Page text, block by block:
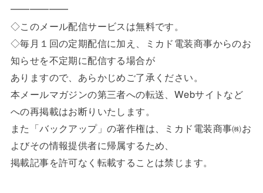
━━━━━━
◇このメール配信サービスは無料です。
◇毎月１回の定期配信に加え、ミカド電装商事からのお
知らせを不定期に配信する場合が
ありますので、あらかじめご了承ください。
本メールマガジンの第三者への転送、Webサイトなど
への再掲載はお断りいたします。
また「バックアップ」の著作権は、ミカド電装商事㈱お
よびその情報提供者に帰属するため、
掲載記事を許可なく転載することは禁じます。